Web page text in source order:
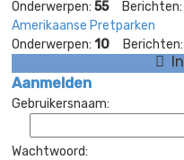
Onderwerpen: 55Berichten:
Amerikaanse Pretparken
Onderwerpen: 10 Berichten:
Aanmelden
Gebruikersnaam:
Wachtwoord: